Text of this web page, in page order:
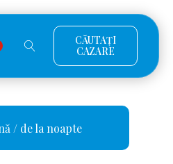
CĂUTAȚI
CAZARE
/ de la noapte